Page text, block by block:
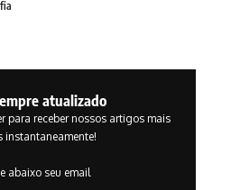
atualizado
para receber nossos artigos mais
instantaneamente!
abaixo seu email